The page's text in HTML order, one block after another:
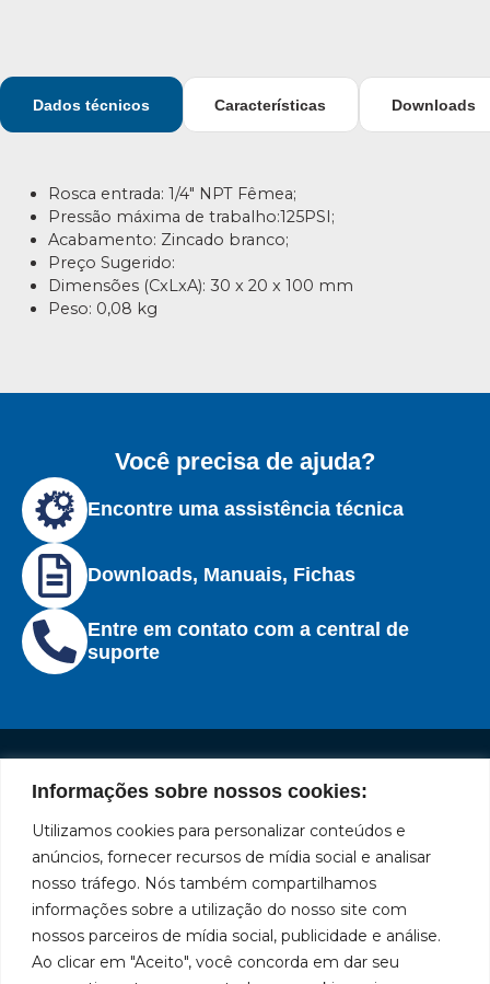
Informações sobre nossos cookies:
Utilizamos cookies para personalizar conteúdos e
anúncios, fornecer recursos de mídia social e analisar
nosso tráfego. Nós também compartilhamos
informações sobre a utilização do nosso site com
nossos parceiros de mídia social, publicidade e análise.
Ao clicar em "Aceito", você concorda em dar seu
Dados técnicos Características Downloads
Rosca entrada: 1/4″ NPT Fêmea;
Pressão máxima de trabalho:125PSI;
Acabamento: Zincado branco;
Preço Sugerido:
Dimensões (CxLxA): 30 x 20 x 100 mm
Peso: 0,08 kg
Você precisa de ajuda?
Encontre uma assistência técnica
Downloads, Manuais, Fichas
Entre em contato com a central de
suporte
Marca
líder
em
fabricação
de
equipamentos
Políticas
Privacidade
Políticas
de
Cookies
Institucional
A Bozza
Produtos
Soluções
Assistências
Técnicas
Localização
Rua
Tiradentes,
Fale
Conosco
SAC: 0800
019 5050
Redes
Facebook
LinkedIn